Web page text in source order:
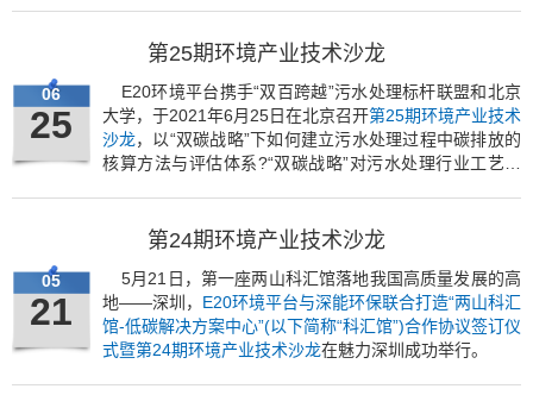
第25期环境产业技术沙龙
06
25
E20环境平台携手“双百跨越”污水处理标杆联盟和北京
大学，于2021年6月25日在北京召开第25期环境产业技术
沙龙，以“双碳战略”下如何建立污水处理过程中碳排放的
核算方法与评估体系?“双碳战略”对污水处理行业工艺路
第24期环境产业技术沙龙
05
21
5月21日，第一座两山科汇馆落地我国高质量发展的高
地——深圳， E20环境平台与深能环保联合打造“两山科汇
馆-低碳解决方案中心”(以下简称“科汇馆”)合作协议签订仪
式暨第24期环境产业技术沙龙在魅力深圳成功举行。